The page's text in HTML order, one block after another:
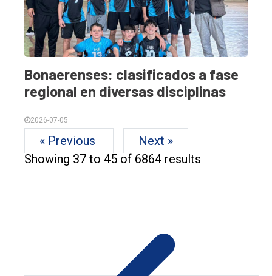
Bonaerenses: clasificados a fase
regional en diversas disciplinas
2026-07-05
« Previous
Next »
Showing 37 to 45 of 6864 results